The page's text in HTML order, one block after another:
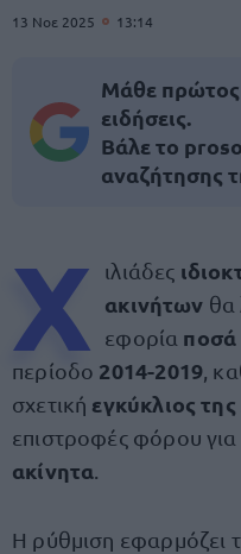
13 Νοε 2025 13:14
Μάθε πρώτος
ειδήσεις.
Βάλε το
αναζήτησης
Χ ιλιάδες
ακινήτων θα
εφορία ποσά
περίοδο 2014-2019 ,
σχετική εγκύκλιος της
επιστροφές φόρου για
ακίνητα
Η ρύθμιση εφαρμόζει